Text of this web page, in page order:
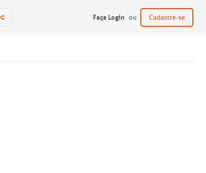
Faça Login ou Cadastre-se